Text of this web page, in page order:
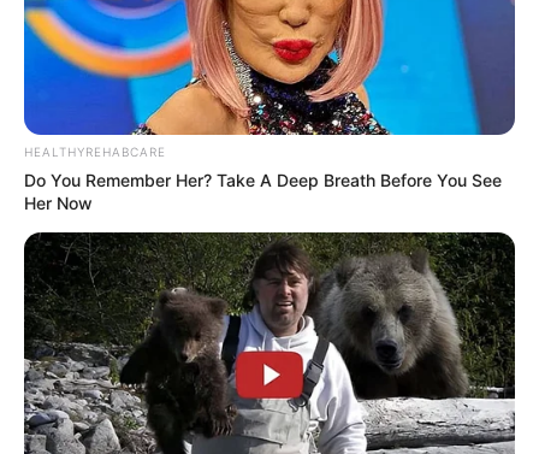
(foto: tvN)
SINOPSISVINCENZO
Drama ini bercerita tentang Park Joo Hyung yang diadopsi di usia
8 tahun dan pindah ke Italia. Setelah dewasa, ia dikenal sebagai
Vincenzo Casano dan bekerja sebagai pengacara mafia.
HEALTHYREHABCARE
Do You Remember Her? Take A Deep Breath Before You See
Her Now